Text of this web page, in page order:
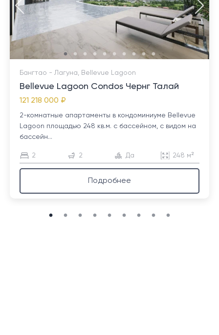
Бангтао - Лагуна, Bellevue Lagoon
Bellevue Lagoon Condos Чернг Талай
121 218 000 ₽
2-комнатные апартаменты в кондоминиуме Bellevue
Lagoon площадью 248 кв.м. с бассейном, с видом на
бассейн...
2 2 Да 248 м²
Подробнее